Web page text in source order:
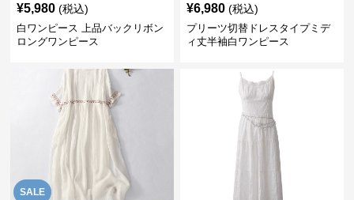
¥5,980 (税込)
白ワンピース 上品バックリボン
ロングワンピース
¥6,980 (税込)
プリーツ切替ドレスタイプミデ
ィ丈半袖白ワンピース
SALE